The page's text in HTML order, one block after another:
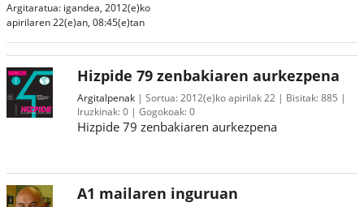
Argitaratua: igandea, 2012(e)ko
apirilaren 22(e)an, 08:45(e)tan
Hizpide 79 zenbakiaren aurkezpena
Argitalpenak Sortua:2012(e)ko apirilak 22 Bisitak:885
Iruzkinak:0 Gogokoak:0
Hizpide 79 zenbakiaren aurkezpena
A1 mailaren inguruan